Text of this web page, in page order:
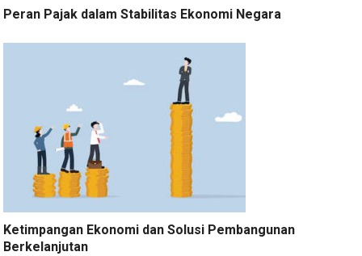
Peran Pajak dalam Stabilitas Ekonomi Negara
Ketimpangan Ekonomi dan Solusi Pembangunan
Berkelanjutan